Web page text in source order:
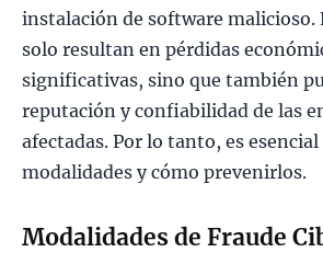
instalación de software malicioso.
solo resultan en pérdidas
significativas, sino que también
reputación y confiabilidad de las
afectadas. Por lo tanto, es
modalidades y cómo prevenirlos.
Modalidades de Fraude